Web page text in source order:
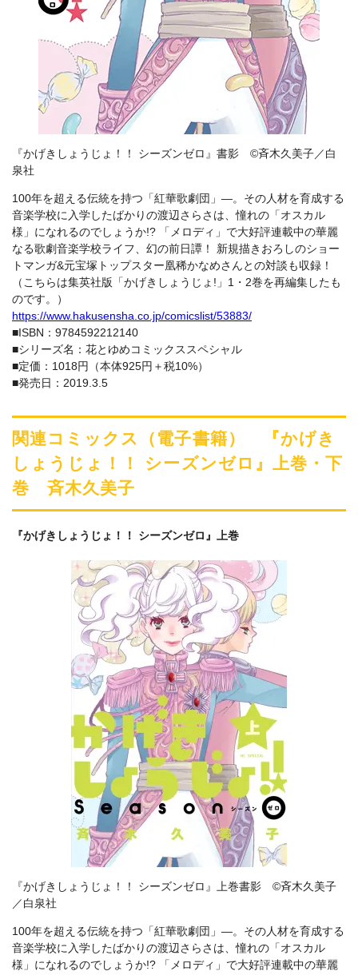
『かげきしょうじょ！！ シーズンゼロ』書影 ©斉木久美子／白
泉社
100年を超える伝統を持つ「紅華歌劇団」―。その人材を育成する
音楽学校に入学したばかりの渡辺さらさは、憧れの「オスカル
様」になれるのでしょうか!? 「メロディ」で大好評連載中の華麗
なる歌劇音楽学校ライフ、幻の前日譚！ 新規描きおろしのショー
トマンガ&元宝塚トップスター凰稀かなめさんとの対談も収録！
（こちらは集英社版「かげきしょうじょ!」1・2巻を再編集したも
のです。）
https://www.hakusensha.co.jp/comicslist/53883/
■ISBN：9784592212140
■シリーズ名：花とゆめコミックススペシャル
■定価：1018円（本体925円＋税10%）
■発売日：2019.3.5
関連コミックス（電子書籍） 『かげき
しょうじょ！！ シーズンゼロ』上巻・下
巻 斉木久美子
『かげきしょうじょ！！ シーズンゼロ』上巻
『かげきしょうじょ！！ シーズンゼロ』上巻書影 ©斉木久美子
／白泉社
100年を超える伝統を持つ「紅華歌劇団」―。その人材を育成する
音楽学校に入学したばかりの渡辺さらさは、憧れの「オスカル
様」になれるのでしょうか!? 「メロディ」で大好評連載中の華麗